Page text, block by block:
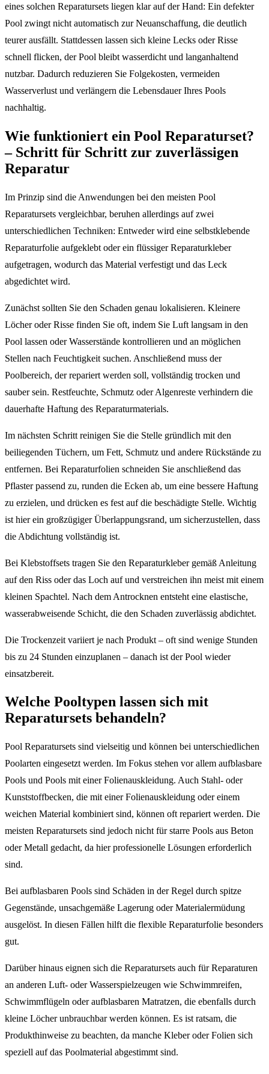
eines solchen Reparatursets liegen klar auf der Hand: Ein defekter
Pool zwingt nicht automatisch zur Neuanschaffung, die deutlich
teurer ausfällt. Stattdessen lassen sich kleine Lecks oder Risse
schnell flicken, der Pool bleibt wasserdicht und langanhaltend
nutzbar. Dadurch reduzieren Sie Folgekosten, vermeiden
Wasserverlust und verlängern die Lebensdauer Ihres Pools
nachhaltig.
Wie funktioniert ein Pool Reparaturset?
– Schritt für Schritt zur zuverlässigen
Reparatur
Im Prinzip sind die Anwendungen bei den meisten Pool
Reparatursets vergleichbar, beruhen allerdings auf zwei
unterschiedlichen Techniken: Entweder wird eine selbstklebende
Reparaturfolie aufgeklebt oder ein flüssiger Reparaturkleber
aufgetragen, wodurch das Material verfestigt und das Leck
abgedichtet wird.
Zunächst sollten Sie den Schaden genau lokalisieren. Kleinere
Löcher oder Risse finden Sie oft, indem Sie Luft langsam in den
Pool lassen oder Wasserstände kontrollieren und an möglichen
Stellen nach Feuchtigkeit suchen. Anschließend muss der
Poolbereich, der repariert werden soll, vollständig trocken und
sauber sein. Restfeuchte, Schmutz oder Algenreste verhindern die
dauerhafte Haftung des Reparaturmaterials.
Im nächsten Schritt reinigen Sie die Stelle gründlich mit den
beiliegenden Tüchern, um Fett, Schmutz und andere Rückstände zu
entfernen. Bei Reparaturfolien schneiden Sie anschließend das
Pflaster passend zu, runden die Ecken ab, um eine bessere Haftung
zu erzielen, und drücken es fest auf die beschädigte Stelle. Wichtig
ist hier ein großzügiger Überlappungsrand, um sicherzustellen, dass
die Abdichtung vollständig ist.
Bei Klebstoffsets tragen Sie den Reparaturkleber gemäß Anleitung
auf den Riss oder das Loch auf und verstreichen ihn meist mit einem
kleinen Spachtel. Nach dem Antrocknen entsteht eine elastische,
wasserabweisende Schicht, die den Schaden zuverlässig abdichtet.
Die Trockenzeit variiert je nach Produkt – oft sind wenige Stunden
bis zu 24 Stunden einzuplanen – danach ist der Pool wieder
einsatzbereit.
Welche Pooltypen lassen sich mit
Reparatursets behandeln?
Pool Reparatursets sind vielseitig und können bei unterschiedlichen
Poolarten eingesetzt werden. Im Fokus stehen vor allem aufblasbare
Pools und Pools mit einer Folienauskleidung. Auch Stahl- oder
Kunststoffbecken, die mit einer Folienauskleidung oder einem
weichen Material kombiniert sind, können oft repariert werden. Die
meisten Reparatursets sind jedoch nicht für starre Pools aus Beton
oder Metall gedacht, da hier professionelle Lösungen erforderlich
sind.
Bei aufblasbaren Pools sind Schäden in der Regel durch spitze
Gegenstände, unsachgemäße Lagerung oder Materialermüdung
ausgelöst. In diesen Fällen hilft die flexible Reparaturfolie besonders
gut.
Darüber hinaus eignen sich die Reparatursets auch für Reparaturen
an anderen Luft- oder Wasserspielzeugen wie Schwimmreifen,
Schwimmflügeln oder aufblasbaren Matratzen, die ebenfalls durch
kleine Löcher unbrauchbar werden können. Es ist ratsam, die
Produkthinweise zu beachten, da manche Kleber oder Folien sich
speziell auf das Poolmaterial abgestimmt sind.